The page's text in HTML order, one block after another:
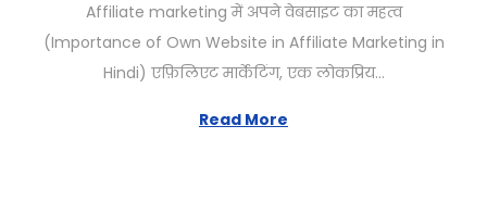
n
u
r
Affiliate marketing में अपने वेबसाइट का महत्व
(Importance of Own Website in Affiliate Marketing in
Hindi) एफ़िलिएट मार्केटिंग, एक लोकप्रिय…
Read More